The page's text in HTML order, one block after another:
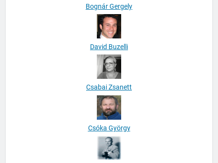
Bognár Gergely
David Buzelli
Csabai Zsanett
Csóka György